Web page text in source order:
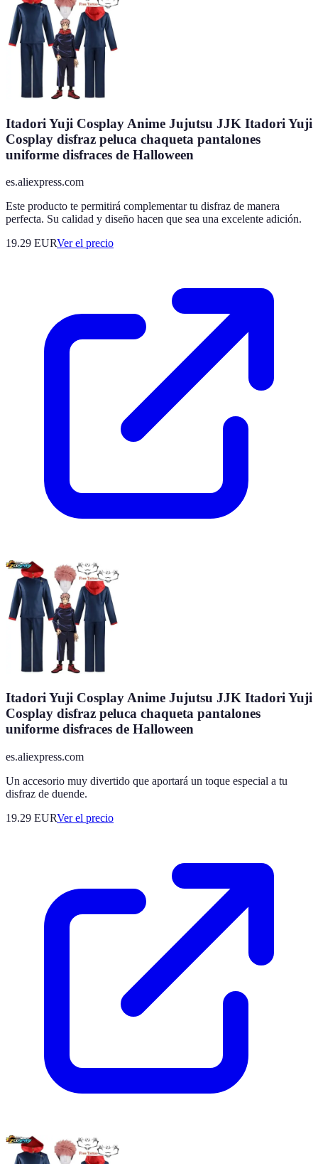
Itadori Yuji Cosplay Anime Jujutsu JJK Itadori Yuji
Cosplay disfraz peluca chaqueta pantalones
uniforme disfraces de Halloween
es.aliexpress.com
Este producto te permitirá complementar tu disfraz de manera
perfecta. Su calidad y diseño hacen que sea una excelente adición.
19.29 EURVer el precio
Itadori Yuji Cosplay Anime Jujutsu JJK Itadori Yuji
Cosplay disfraz peluca chaqueta pantalones
uniforme disfraces de Halloween
es.aliexpress.com
Un accesorio muy divertido que aportará un toque especial a tu
disfraz de duende.
19.29 EURVer el precio